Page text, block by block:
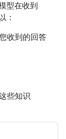
型在收到
：
收到的回答
些知识